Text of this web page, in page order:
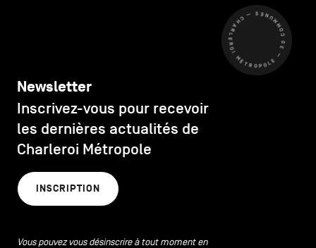
CHARLEROI MÉTROPOLE — 30 COMMUNES —
Newsletter
Inscrivez-vous pour recevoir
les dernières actualités de
Charleroi Métropole
INSCRIPTION
Vous pouvez vous désinscrire à tout moment en